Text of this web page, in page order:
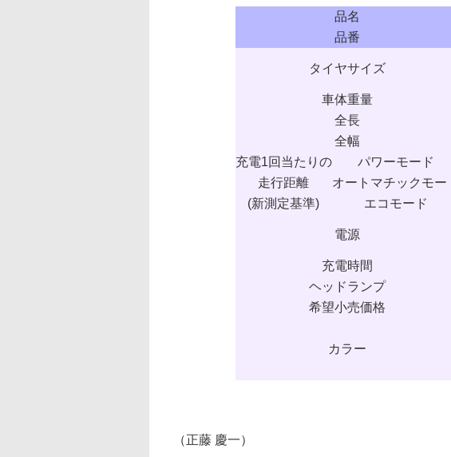
品名
品番
タイヤサイズ
車体重量
全長
全幅
充電1回当たりの
走行距離
(新測定基準)
パワーモード
オートマチックモー
エコモード
電源
充電時間
ヘッドランプ
希望小売価格
カラー
（正藤 慶一）